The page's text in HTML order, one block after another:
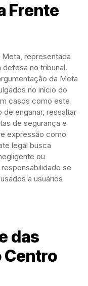
Frente
representada
defesa no tribunal.
da Meta
no início do
casos como este
enganar, ressaltar
de segurança e
expressão como
legal busca
ou
se
a usuários
das
Centro